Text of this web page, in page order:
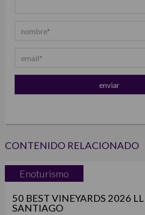
CONTENIDO RELACIONADO
Enoturismo
50 BEST VINEYARDS 2026
SANTIAGO